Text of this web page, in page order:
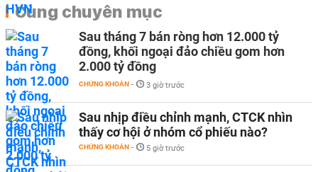
Cùng chuyên mục
Sau tháng 7 bán ròng hơn 12.000 tỷ
đồng, khối ngoại đảo chiều gom hơn
2.000 tỷ đồng
CHỨNG KHOÁN - 3 giờ trước
Sau nhịp điều chỉnh mạnh, CTCK nhìn
thấy cơ hội ở nhóm cổ phiếu nào?
CHỨNG KHOÁN - 5 giờ trước